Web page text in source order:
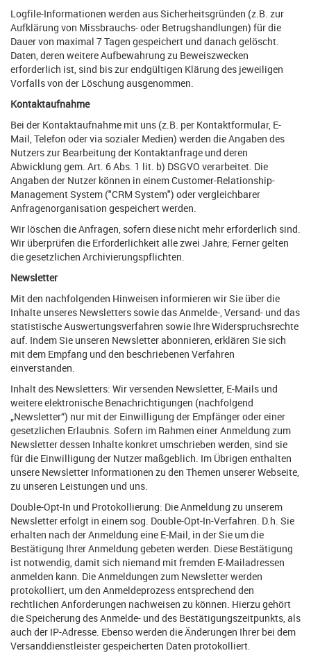
Logfile-Informationen werden aus Sicherheitsgründen (z.B. zur
Aufklärung von Missbrauchs- oder Betrugshandlungen) für die
Dauer von maximal 7 Tagen gespeichert und danach gelöscht.
Daten, deren weitere Aufbewahrung zu Beweiszwecken
erforderlich ist, sind bis zur endgültigen Klärung des jeweiligen
Vorfalls von der Löschung ausgenommen.
Kontaktaufnahme
Bei der Kontaktaufnahme mit uns (z.B. per Kontaktformular, E-
Mail, Telefon oder via sozialer Medien) werden die Angaben des
Nutzers zur Bearbeitung der Kontaktanfrage und deren
Abwicklung gem. Art. 6 Abs. 1 lit. b) DSGVO verarbeitet. Die
Angaben der Nutzer können in einem Customer-Relationship-
Management System ("CRM System") oder vergleichbarer
Anfragenorganisation gespeichert werden.
Wir löschen die Anfragen, sofern diese nicht mehr erforderlich sind.
Wir überprüfen die Erforderlichkeit alle zwei Jahre; Ferner gelten
die gesetzlichen Archivierungspflichten.
Newsletter
Mit den nachfolgenden Hinweisen informieren wir Sie über die
Inhalte unseres Newsletters sowie das Anmelde-, Versand- und das
statistische Auswertungsverfahren sowie Ihre Widerspruchsrechte
auf. Indem Sie unseren Newsletter abonnieren, erklären Sie sich
mit dem Empfang und den beschriebenen Verfahren
einverstanden.
Inhalt des Newsletters: Wir versenden Newsletter, E-Mails und
weitere elektronische Benachrichtigungen (nachfolgend
„Newsletter“) nur mit der Einwilligung der Empfänger oder einer
gesetzlichen Erlaubnis. Sofern im Rahmen einer Anmeldung zum
Newsletter dessen Inhalte konkret umschrieben werden, sind sie
für die Einwilligung der Nutzer maßgeblich. Im Übrigen enthalten
unsere Newsletter Informationen zu den Themen unserer Webseite,
zu unseren Leistungen und uns.
Double-Opt-In und Protokollierung: Die Anmeldung zu unserem
Newsletter erfolgt in einem sog. Double-Opt-In-Verfahren. D.h. Sie
erhalten nach der Anmeldung eine E-Mail, in der Sie um die
Bestätigung Ihrer Anmeldung gebeten werden. Diese Bestätigung
ist notwendig, damit sich niemand mit fremden E-Mailadressen
anmelden kann. Die Anmeldungen zum Newsletter werden
protokolliert, um den Anmeldeprozess entsprechend den
rechtlichen Anforderungen nachweisen zu können. Hierzu gehört
die Speicherung des Anmelde- und des Bestätigungszeitpunkts, als
auch der IP-Adresse. Ebenso werden die Änderungen Ihrer bei dem
Versanddienstleister gespeicherten Daten protokolliert.